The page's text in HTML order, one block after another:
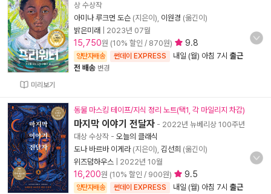
미리보기
상 수상작
아미나 루크먼 도슨 (지은이), 이원경 (옮긴이)
밝은미래
2023년 07월
15,750원 (10% 할인 / 870원) 9.8
양탄자배송 썬데이 EXPRESS 내일 (월) 아침 7시 출근
전 배송 변경
동물 마스킹 테이프/지식 정리 노트(택1, 각 마일리지 차감)
마지막 이야기 전달자 - 2022년 뉴베리상 100주년
대상 수상작 - 오늘의 클래식
도나 바르바 이게라(지은이), 김선희 (옮긴이)
위즈덤하우스
2022년 10월
16,200원 (10% 할인 / 900원) 9.5
양탄자배송 썬데이 EXPRESS 내일 (월) 아침 7시 출근